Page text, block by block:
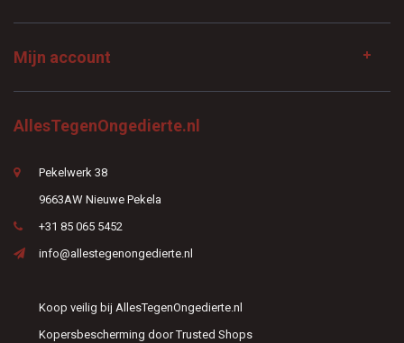
Mijn account
AllesTegenOngedierte.nl
Pekelwerk 38
9663AW Nieuwe Pekela
+31 85 065 5452
info@allestegenongedierte.nl
Koop veilig bij AllesTegenOngedierte.nl
Kopersbescherming door Trusted Shops